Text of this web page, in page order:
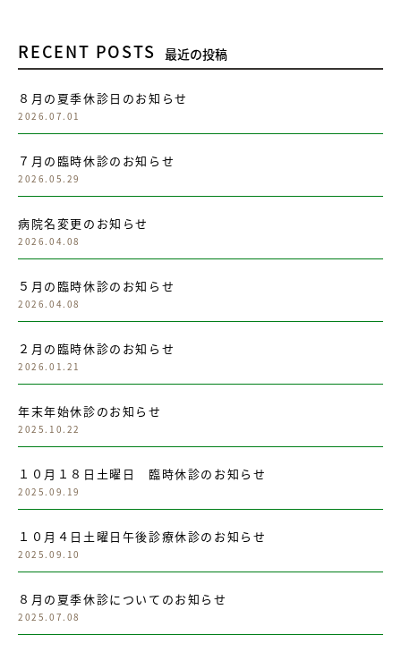
RECENT POSTS 最近の投稿
８月の夏季休診日のお知らせ
2026.07.01
７月の臨時休診のお知らせ
2026.05.29
病院名変更のお知らせ
2026.04.08
５月の臨時休診のお知らせ
2026.04.08
２月の臨時休診のお知らせ
2026.01.21
年末年始休診のお知らせ
2025.10.22
１０月１８日土曜日 臨時休診のお知らせ
2025.09.19
１０月４日土曜日午後診療休診のお知らせ
2025.09.10
８月の夏季休診についてのお知らせ
2025.07.08